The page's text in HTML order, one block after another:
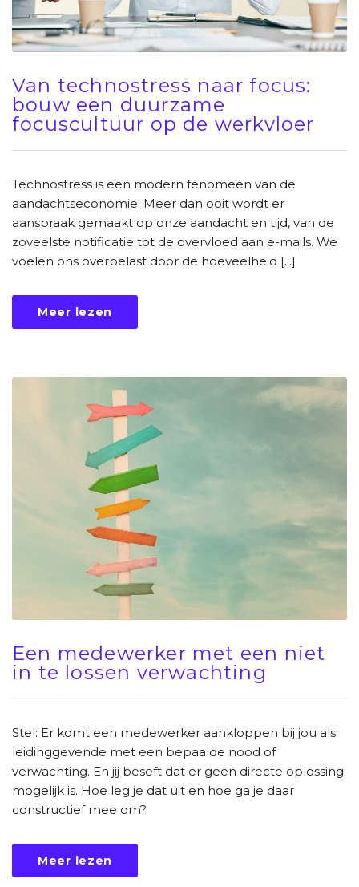
Van technostress naar focus:
bouw een duurzame
focuscultuur op de werkvloer
Technostress is een modern fenomeen van de
aandachtseconomie. Meer dan ooit wordt er
aanspraak gemaakt op onze aandacht en tijd, van de
zoveelste notificatie tot de overvloed aan e-mails. We
voelen ons overbelast door de hoeveelheid [...]
Meer lezen
Een medewerker met een niet
in te lossen verwachting
Stel: Er komt een medewerker aankloppen bij jou als
leidinggevende met een bepaalde nood of
verwachting. En jij beseft dat er geen directe oplossing
mogelijk is. Hoe leg je dat uit en hoe ga je daar
constructief mee om?
Meer lezen